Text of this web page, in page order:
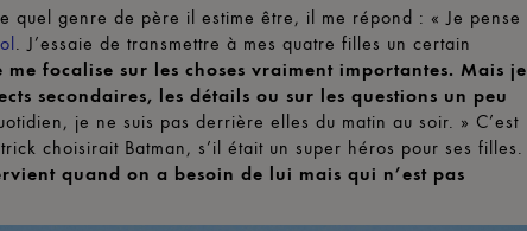
quel genre de père il estime être, il me répond : « Je pense
. J’essaie de transmettre à mes quatre filles un certain
me focalise sur les choses vraiment importantes. Mais je
secondaires, les détails ou sur les questions un peu
je ne suis pas derrière elles du matin au soir. » C’est
choisirait Batman, s’il était un super héros pour ses filles.
quand on a besoin de lui mais qui n’est pas